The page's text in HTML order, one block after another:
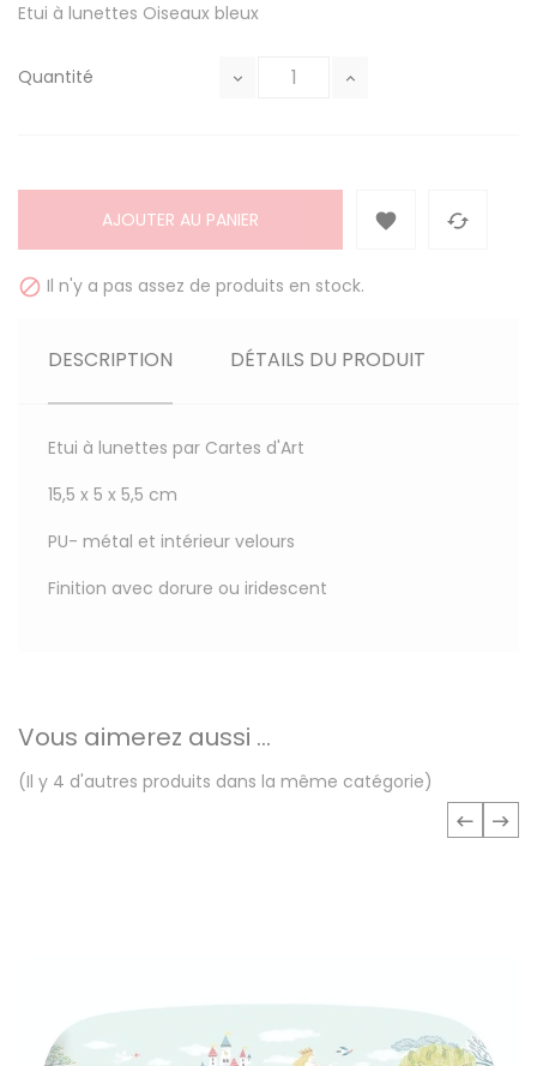
Etui à lunettes Oiseaux bleux
Quantité
AJOUTER AU PANIER  
 Il n'y a pas assez de produits en stock.
DESCRIPTION DÉTAILS DU PRODUIT
Etui à lunettes par Cartes d'Art
15,5 x 5 x 5,5 cm
PU- métal et intérieur velours
Finition avec dorure ou iridescent
Vous aimerez aussi ...
(Il y 4 d'autres produits dans la même catégorie)